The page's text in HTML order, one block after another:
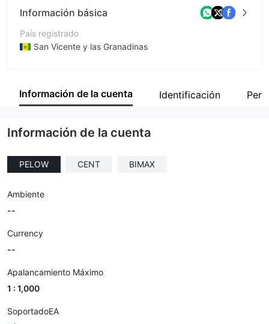
Información básica
País registrado
San Vicente y las Granadinas
Empresa
Información de la cuenta Identificación
Información de la cuenta
PELOW CENT BIMAX
Ambiente
--
Currency
--
Apalancamiento Máximo
1 : 1,000
SoportadoEA